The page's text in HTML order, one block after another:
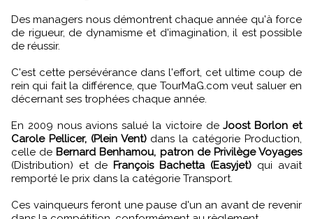
Des managers nous démontrent chaque année qu'à force
de rigueur, de dynamisme et d'imagination, il est possible
de réussir.
C'est cette persévérance dans l'effort, cet ultime coup de
rein qui fait la différence, que TourMaG.com veut saluer en
décernant ses trophées chaque année.
En 2009 nous avions salué la victoire deJoost Borlon et
Carole Pellicer, (Plein Vent)dans la catégorie Production,
celle de Bernard Benhamou, patron de Privilège Voyages
(Distribution) et de François Bachetta (Easyjet) qui avait
remporté le prix dans la catégorie Transport.
Ces vainqueurs feront une pause d'un an avant de revenir